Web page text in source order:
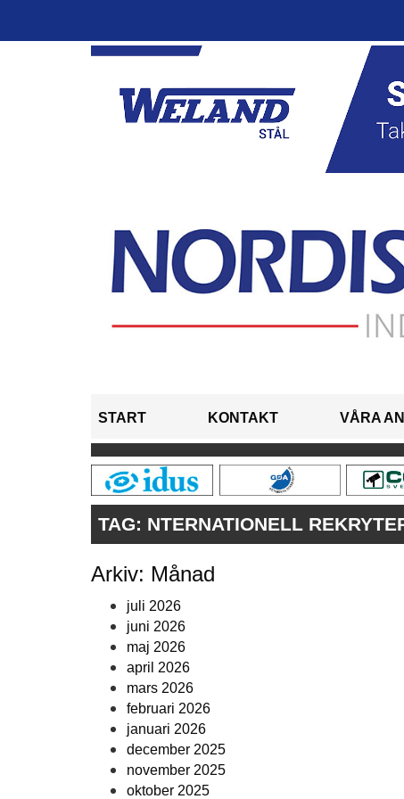
START KONTAKT VÅRA
TAG: NTERNATIONELL
Arkiv: Månad
juli 2026
juni 2026
maj 2026
april 2026
mars 2026
februari 2026
januari 2026
december 2025
november 2025
oktober 2025